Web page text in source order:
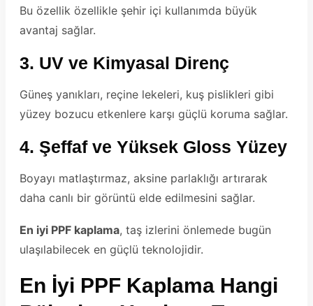
Bu özellik özellikle şehir içi kullanımda büyük
avantaj sağlar.
3. UV ve Kimyasal Direnç
Güneş yanıkları, reçine lekeleri, kuş pislikleri gibi
yüzey bozucu etkenlere karşı güçlü koruma sağlar.
4. Şeffaf ve Yüksek Gloss Yüzey
Boyayı matlaştırmaz, aksine parlaklığı artırarak
daha canlı bir görüntü elde edilmesini sağlar.
En iyi PPF kaplama, taş izlerini önlemede bugün
ulaşılabilecek en güçlü teknolojidir.
En İyi PPF Kaplama Hangi